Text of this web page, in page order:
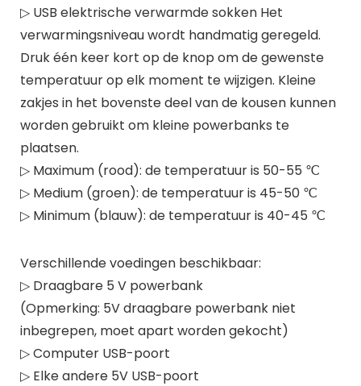
▷ USB elektrische verwarmde sokken Het
verwarmingsniveau wordt handmatig geregeld.
Druk één keer kort op de knop om de gewenste
temperatuur op elk moment te wijzigen. Kleine
zakjes in het bovenste deel van de kousen kunnen
worden gebruikt om kleine powerbanks te
plaatsen.
▷ Maximum (rood): de temperatuur is 50-55 ℃
▷ Medium (groen): de temperatuur is 45-50 ℃
▷ Minimum (blauw): de temperatuur is 40-45 ℃
Verschillende voedingen beschikbaar:
▷ Draagbare 5 V powerbank
(Opmerking: 5V draagbare powerbank niet
inbegrepen, moet apart worden gekocht)
▷ Computer USB-poort
▷ Elke andere 5V USB-poort